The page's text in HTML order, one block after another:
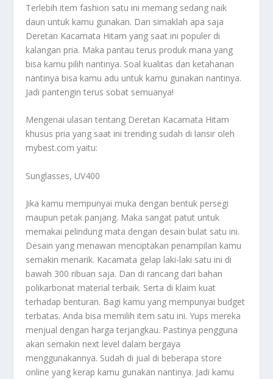
Terlebih item fashion satu ini memang sedang naik
daun untuk kamu gunakan. Dan simaklah apa saja
Deretan Kacamata Hitam yang saat ini populer di
kalangan pria. Maka pantau terus produk mana yang
bisa kamu pilih nantinya. Soal kualitas dan ketahanan
nantinya bisa kamu adu untuk kamu gunakan nantinya.
Jadi pantengin terus sobat semuanya!
Mengenai ulasan tentang Deretan Kacamata Hitam
khusus pria yang saat ini trending sudah di lansir oleh
mybest.com yaitu:
Sunglasses, UV400
Jika kamu mempunyai muka dengan bentuk persegi
maupun petak panjang. Maka sangat patut untuk
memakai pelindung mata dengan desain bulat satu ini.
Desain yang menawan menciptakan penampilan kamu
semakin menarik. Kacamata gelap laki-laki satu ini di
bawah 300 ribuan saja. Dan di rancang dari bahan
polikarbonat material terbaik. Serta di klaim kuat
terhadap benturan. Bagi kamu yang mempunyai budget
terbatas. Anda bisa memilih item satu ini. Yups mereka
menjual dengan harga terjangkau. Pastinya pengguna
akan semakin next level dalam bergaya
menggunakannya. Sudah di jual di beberapa store
online yang kerap kamu gunakan nantinya. Jadi kamu